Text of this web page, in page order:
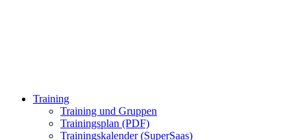
Training
Training und Gruppen
Trainingsplan (PDF)
Trainingskalender (SuperSaas)